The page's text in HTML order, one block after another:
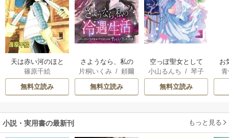
天は赤い河のほと
り
篠原千絵
無料立読み
さようなら、私の
冷遇生活 ～パーテ
ィーで声をかけて
きたのがヤバい男
片桐いくみ /頼爾
無料立読み
空っぽ聖女として
捨てられたはず
が、嫁ぎ先の皇帝
陛下に溺愛されて
小山るんち /琴子
無料立読み
お
小説・実用書の最新刊 もっと見る